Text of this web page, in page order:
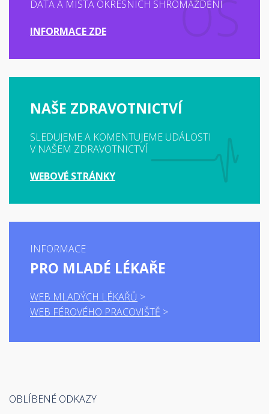
DATA A MÍSTA OKRESNÍCH SHROMÁŽDĚNÍ
INFORMACE ZDE
NAŠE ZDRAVOTNICTVÍ
SLEDUJEME A KOMENTUJEME UDÁLOSTI
V NAŠEM ZDRAVOTNICTVÍ
WEBOVÉ STRÁNKY
INFORMACE
PRO MLADÉ LÉKAŘE
WEB MLADÝCH LÉKAŘŮ
WEB FÉROVÉHO PRACOVIŠTĚ
OBLÍBENÉ ODKAZY